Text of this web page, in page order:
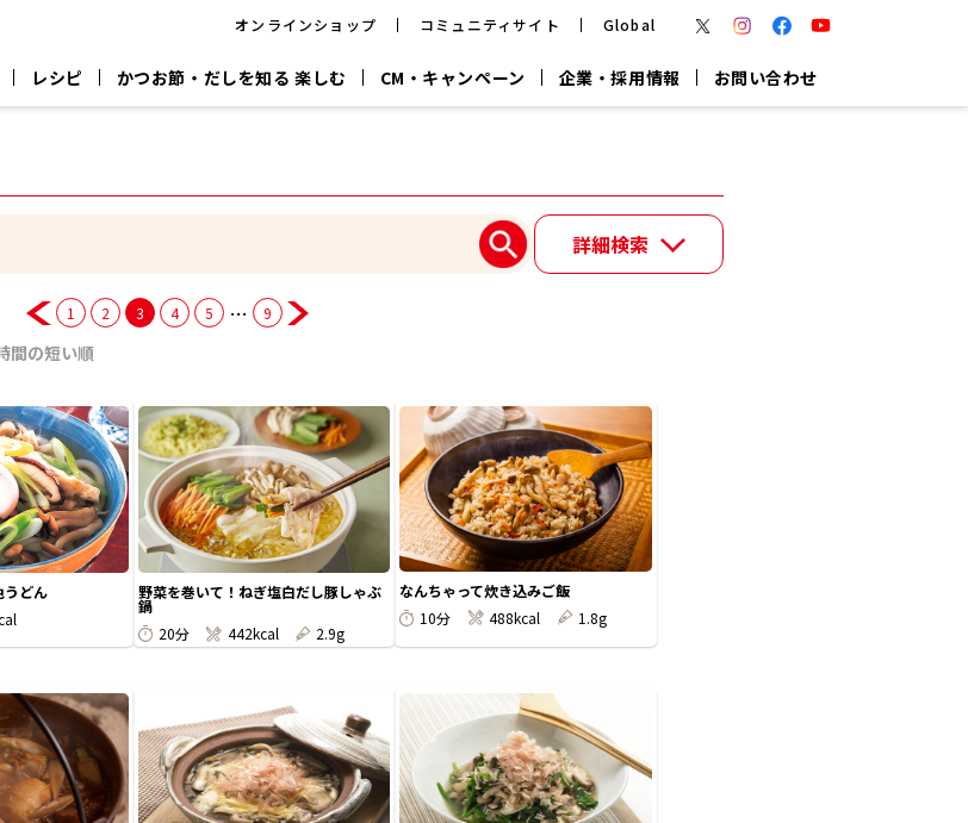
オンラインショップ コミュニティサイト Global
レシピ かつお節・だしを知る 楽しむ CM・キャンペーン 企業・採用情報 お問い合わせ
屋の鍋
だし粉
粉末 だしの素 だしパック つゆ 白だし 専用調味料 鍋つゆ
ヤマキの
割烹白だし
ジョブリターン制
詳細検索
1 2 3 4 5 … 9
間の短い順
うどん
野菜を巻いて！ねぎ塩白だし豚しゃぶ
鍋
20分
442kcal 2.9g
なんちゃって炊き込みご飯
10分
488kcal 1.8g